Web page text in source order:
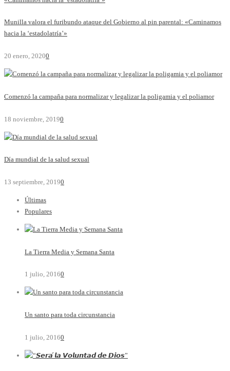
Munilla valora el furibundo ataque del Gobierno al pin parental: «Caminamos
hacia la ‘estadolatría’»
20 enero, 20200
Comenzó la campaña para normalizar y legalizar la poligamia y el poliamor
18 noviembre, 20190
Día mundial de la salud sexual
13 septiembre, 20190
Últimas
Populares
La Tierra Media y Semana Santa
1 julio, 20160
Un santo para toda circunstancia
1 julio, 20160